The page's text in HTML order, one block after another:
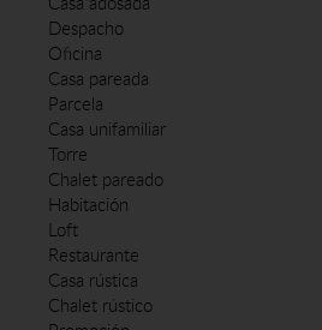
Despacho
Oficina
Casa pareada
Parcela
Casa unifamiliar
Torre
Chalet pareado
Habitación
Loft
Restaurante
Casa rústica
Chalet rústico